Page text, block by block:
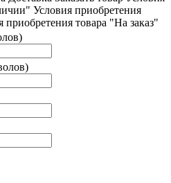
Условия приобретения
приобретения товара "На заказ"